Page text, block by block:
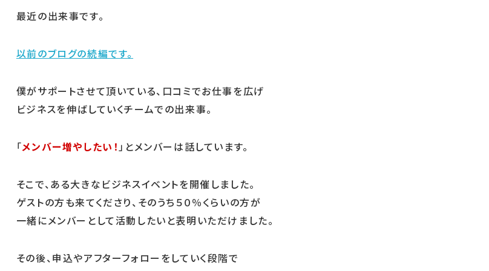
最近の出来事です。
以前のブログの続編です。
僕がサポートさせて頂いている、口コミでお仕事を広げ
ビジネスを伸ばしていくチームでの出来事。
「メンバー増やしたい！」とメンバーは話しています。
そこで、ある大きなビジネスイベントを開催しました。
ゲストの方も来てくださり、そのうち５０％くらいの方が
一緒にメンバーとして活動したいと表明いただけました。
その後、申込やアフターフォローをしていく段階で